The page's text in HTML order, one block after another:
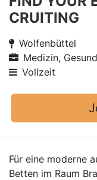
CRUITING
Wolfenbüttel
Medizin,
Vollzeit
Für eine moderne
Betten im Raum